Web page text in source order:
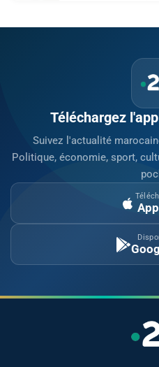
Téléchargez
Suivez l'actualité
Politique, économie, sport,